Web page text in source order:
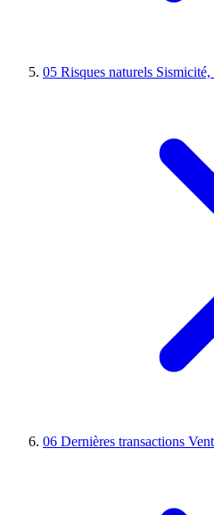
05 Risques naturels
06 Dernières transactions